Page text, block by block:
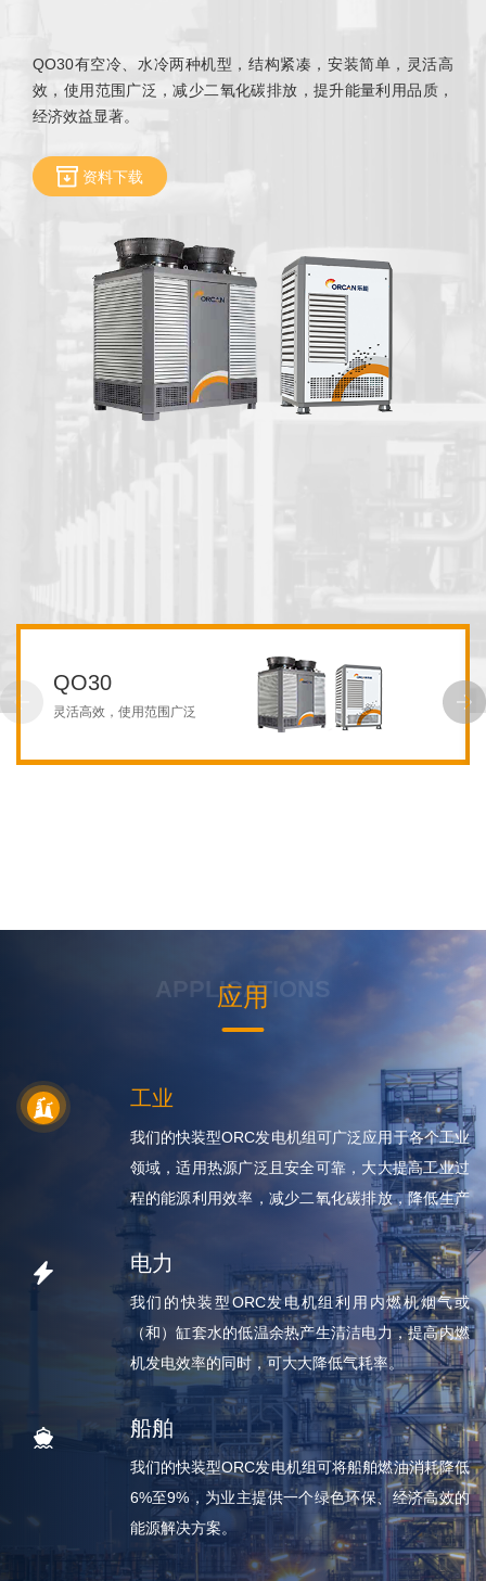
QO30有空冷、水冷两种机型，结构紧凑， 安装简单， 灵活高
效，使用范围广泛，减少二氧化碳排放，提升能量利用品质，
经济效益显著。
资料下载
QO30
灵活高效，使用范围广泛
APPLICATIONS
应用
工业
我们的快装型ORC发电机组可广泛应用于各个工业
领域，适用热源广泛且安全可靠，大大提高工业过
程的能源利用效率，减少二氧化碳排放，降低生产
成本，综合经济效益显著。
电力
我们的快装型ORC发电机组利用内燃机烟气或
（和）缸套水的低温余热产生清洁电力，提高内燃
机发电效率的同时，可大大降低气耗率。
船舶
我们的快装型ORC发电机组可将船舶燃油消耗降低
6%至9%， 为业主提供一个绿色环保、经济高效的
能源解决方案。